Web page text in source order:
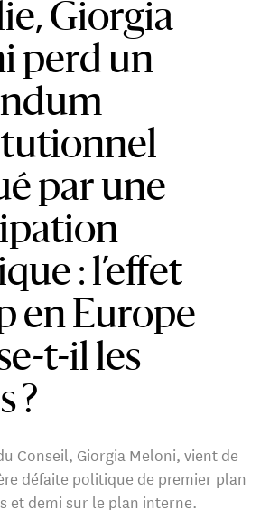
Giorgia
perd un
par une
: l’effet
en Europe
t-il les
?
Conseil, Giorgia Meloni, vient de
défaite politique de premier plan
et demi sur le plan interne.